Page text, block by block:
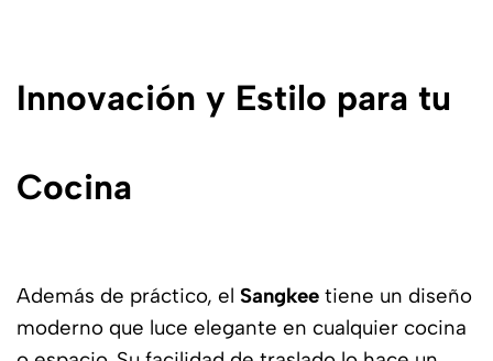
Innovación y Estilo para tu
Cocina
Además de práctico, el Sangkee tiene un diseño
moderno que luce elegante en cualquier cocina